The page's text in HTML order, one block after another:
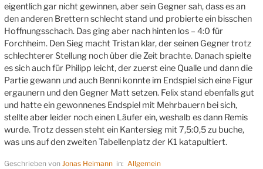
eigentlich gar nicht gewinnen, aber sein Gegner sah, dass es an
den anderen Brettern schlecht stand und probierte ein bisschen
Hoffnungsschach. Das ging aber nach hinten los – 4:0 für
Forchheim. Den Sieg macht Tristan klar, der seinen Gegner trotz
schlechterer Stellung noch über die Zeit brachte. Danach spielte
es sich auch für Philipp leicht, der zuerst eine Qualle und dann die
Partie gewann und auch Benni konnte im Endspiel sich eine Figur
ergaunern und den Gegner Matt setzen. Felix stand ebenfalls gut
und hatte ein gewonnenes Endspiel mit Mehrbauern bei sich,
stellte aber leider noch einen Läufer ein, weshalb es dann Remis
wurde. Trotz dessen steht ein Kantersieg mit 7,5:0,5 zu buche,
was uns auf den zweiten Tabellenplatz der K1 katapultiert.
Geschrieben von Jonas Heimann in: Allgemein